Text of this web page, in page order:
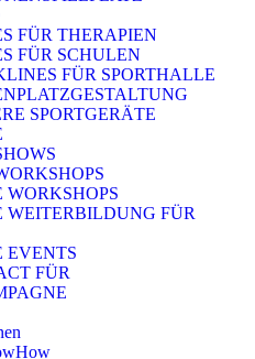
FÜR THERAPIEN
FÜR SCHULEN
FÜR SPORTHALLE
SPORTGERÄTE
WEITERBILDUNG FÜR
EVENTS
FÜR